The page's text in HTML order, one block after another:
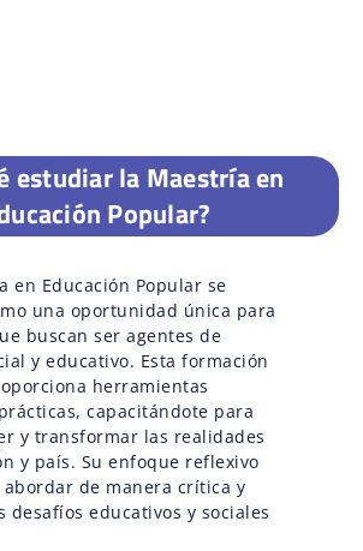
estudiar la Maestría en
Popular?
en Educación Popular se
una oportunidad única para
buscan ser agentes de
y educativo. Esta formación
herramientas
capacitándote para
y transformar las realidades
y país. Su enfoque reflexivo
de manera crítica y
desafíos educativos y sociales